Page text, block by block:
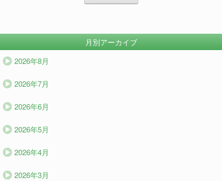
月別アーカイブ
2026年8月
2026年7月
2026年6月
2026年5月
2026年4月
2026年3月